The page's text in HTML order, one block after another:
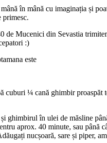
în mână cu imaginația și
primesc.
de Mucenici din Sevastia
:)
este
cuburi ¼ cană ghimbir proaspăt
ghimbirul în ulei de măsline
aprox. 40 minute, sau până
nucșoară, sare și piper,